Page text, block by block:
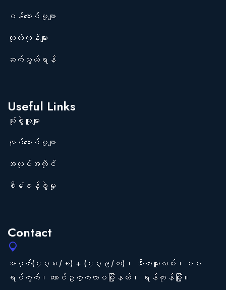
ဝန်ဆောင်မှုများ
ထုတ်ကုန်များ
ဆက်သွယ်ရန်
Useful Links
သုံးစွဲသူများ
လုပ်ဆောင်မှုများ
အလုပ်အကိုင်
စီမံခန့်ခွဲမှု
Contact
အမှတ်(၄၃၈/ခ) + (၄၃၉/က)၊ သီဟသူလမ်း၊ ၁၁
ရပ်ကွက်၊ တောင်ဥက္ကလာပမြို့နယ်၊ ရန်ကုန်မြို့။